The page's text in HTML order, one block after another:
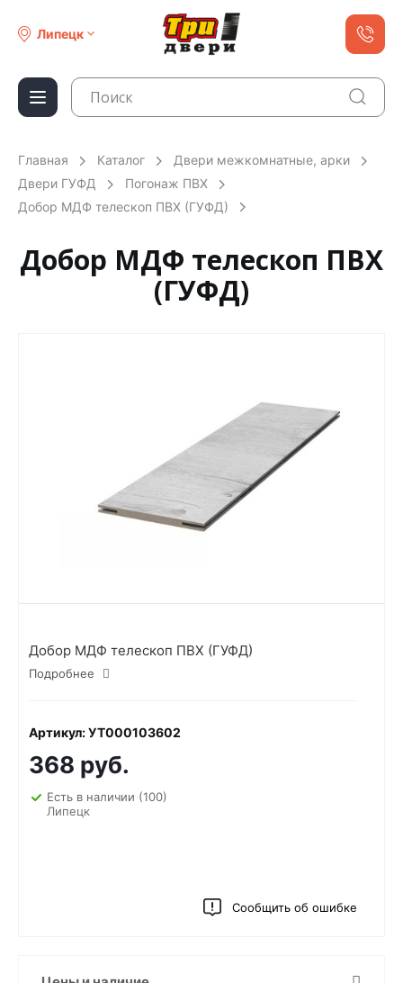
Липецк
Главная Каталог
Двери межкомнатные, арки
Двери ГУФД
Погонаж ПВХ
Добор МДФ телескоп ПВХ (ГУФД)
Добор МДФ телескоп ПВХ
(ГУФД)
Добор МДФ телескоп ПВХ (ГУФД)
Подробнее
Артикул: УТ000103602
368 руб.
Есть в наличии (100)
Липецк
Сообщить об ошибке